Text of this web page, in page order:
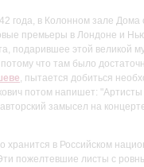
года, в Колонном зале
премьеры в Лондоне и
подарившее этой великой
что там было
, пытается добиться
потом напишет:
замысел на
в Российском
пожелтевшие листы с